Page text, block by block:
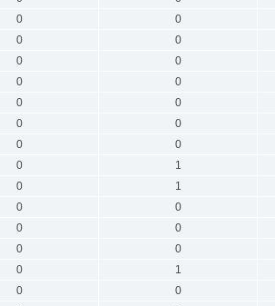
0 0
0 0
0 0
0 0
0 0
0 0
0 0
0 1
0 1
0 0
0 0
0 0
0 1
0 0